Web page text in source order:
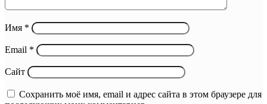
Имя *
Email *
Сайт
Сохранить моё имя, email и адрес сайта в этом браузере для